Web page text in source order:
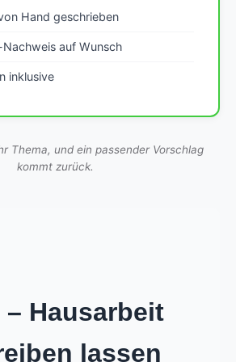
Hand geschrieben
auf Wunsch
inklusive
Thema, und ein passender Vorschlag
kommt zurück.
– Hausarbeit
lassen